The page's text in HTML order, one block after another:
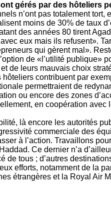
gérés par des hôteliers
n’ont pas totalement
moins de 30% de taux
des années 80 tirent
avec eux mais ils refusent».
qui gèrent mal».
de «l’utilité publique»
de leurs mauvais choix
contribuent par
permettraient de
ou encore des zones
en coopération
là encore les autorités
commerciale des
à l’action. Travaillons
Ce dernier n’a
de tous ; d’autres
efforts, notamment de la
étrangères et la Royal Air